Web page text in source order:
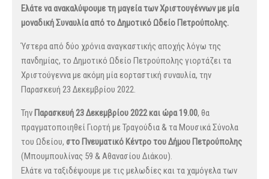
Ελάτε να ανακαλύψουμε τη μαγεία των Χριστουγέννων με μία
μοναδική Συναυλία από το Δημοτικό Ωδείο Πετρούπολης.
Ύστερα από δύο χρόνια αναγκαστικής αποχής λόγω της
πανδημίας, το Δημοτικό Ωδείο Πετρούπολης γιορτάζει τα
Χριστούγεννα με ακόμη μία εορταστική συναυλία, την
Παρασκευή 23 Δεκεμβρίου 2022.
Την Παρασκευή 23 Δεκεμβρίου 2022 και ώρα 19.00, θα
πραγματοποιηθεί Γιορτή με Τραγούδια & τα Μουσικά Σύνολα
του Ωδείου, στο Πνευματικό Κέντρο του Δήμου Πετρούπολης
(Μπουμπουλίνας 59 & Αθανασίου Διάκου).
Ελάτε να ταξιδέψουμε με τις μελωδίες και τα χαμόγελα των